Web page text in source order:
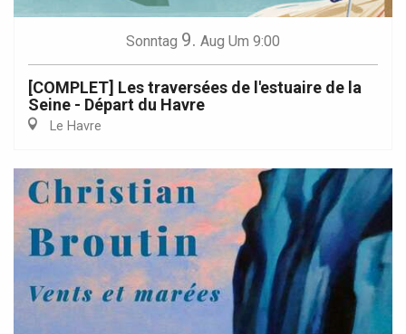
Sonntag 9. Aug Um 9:00
[COMPLET] Les traversées de l'estuaire de la
Seine - Départ du Havre
Le Havre